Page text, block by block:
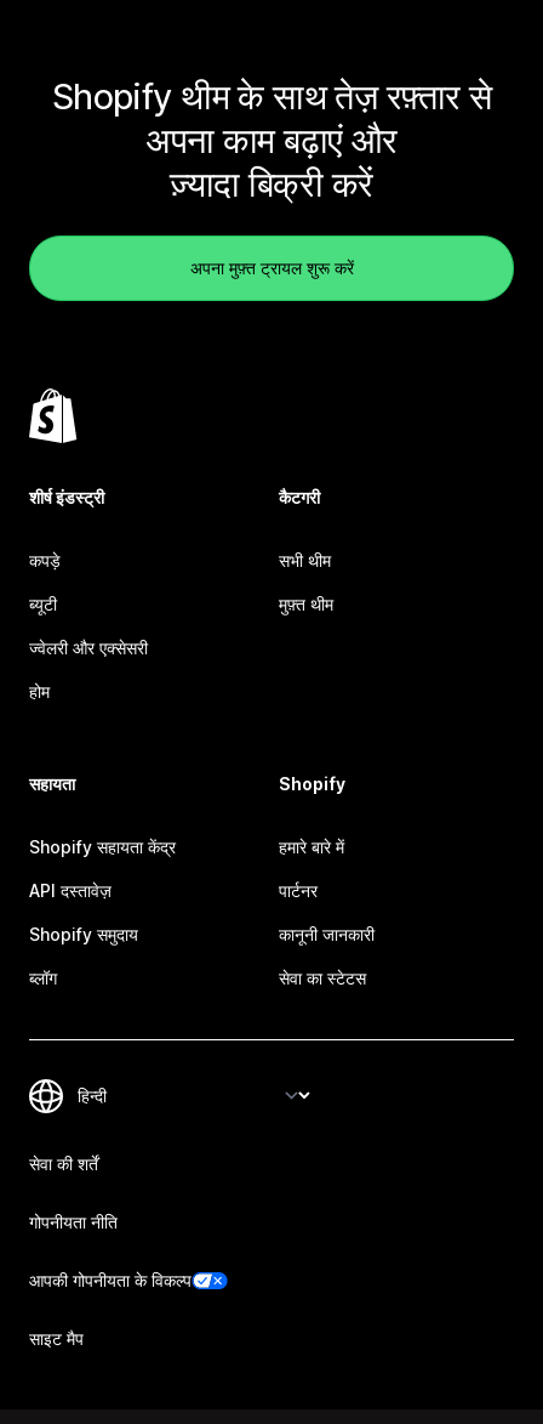
Shopify थीम के साथ तेज़ रफ़्तार से
अपना काम बढ़ाएं और
ज़्यादा बिक्री करें
अपना मुफ़्त ट्रायल शुरू करें
शीर्ष इंडस्ट्री
कपड़े
ब्यूटी
ज्वेलरी और एक्सेसरी
होम
कैटगरी
सभी थीम
मुफ़्त थीम
सहायता
Shopify सहायता केंद्र
API दस्तावेज़
Shopify समुदाय
ब्लॉग
Shopify
हमारे बारे में
पार्टनर
कानूनी जानकारी
सेवा का स्टेटस
सेवा की शर्तें
गोपनीयता नीति
आपकी गोपनीयता के विकल्प
साइट मैप